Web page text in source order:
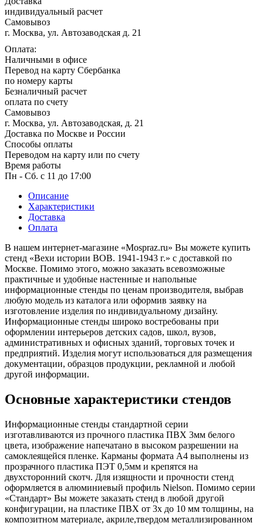
Масленица
Отечества
1 марта, День Бабушек
8 марта, Международный женский
день
27 марта, День театра
1 апреля, День смеха
Апрель, Месячник по
благоустройству
День геолога (первое воскресенье
Светлая Пасха
12 апреля, День космонавтики
культурного наследия
1 мая, праздник Весны и Труда
6 мая, День герба и флага города
Москвы
9 мая, День Победы
24 мая, День славянской
письменности и культуры
28 мая, День пограничника
1 июня, День защиты детей
8 июня, День социального работника
День медицинского работника
(третье воскресенье июня)
22 июня, День памяти и скорби
Выпускной для школ и ВУЗов
29 июня, День партизан и
подпольщиков
3 июля, День ГАИ (ГИБДД)
индивидуальный расчет
Самовывоз
г. Москва, ул. Автозаводская д. 21
Оплата:
Наличными в офисе
Перевод на карту Сбербанка
по номеру карты
Безналичный расчет
оплата по счету
Самовывоз
г. Москва, ул. Автозаводская, д. 21
Доставка по Москве и России
Способы оплаты
Переводом на карту или по счету
Время работы
Пн - Сб. с 11 до 17:00
Описание
Характеристики
Доставка
Оплата
В нашем интернет-магазине «Mospraz.ru» Вы можете купить
стенд «Вехи истории ВОВ. 1941-1943 г.» с доставкой по
Москве. Помимо этого, можно заказать всевозможные
практичные и удобные настенные и напольные
информационные стенды по ценам производителя, выбрав
любую модель из каталога или оформив заявку на
изготовление изделия по индивидуальному дизайну.
Информационные стенды широко востребованы при
оформлении интерьеров детских садов, школ, вузов,
административных и офисных зданий, торговых точек и
предприятий. Изделия могут использоваться для размещения
документации, образцов продукции, рекламной и любой
другой информации.
Основные характеристики стендов
Информационные стенды стандартной серии
изготавливаются из прочного пластика ПВХ 3мм белого
цвета, изображение напечатано в высоком разрешении на
самоклеящейся пленке. Карманы формата А4 выполнены из
прозрачного пластика ПЭТ 0,5мм и крепятся на
двухсторонний скотч. Для изящности и прочности стенд
оформляется в алюминиевый профиль Nielson. Помимо серии
«Стандарт» Вы можете заказать стенд в любой другой
конфигурации, на пластике ПВХ от 3х до 10 мм толщины, на
композитном материале, акриле,твердом металлизированном